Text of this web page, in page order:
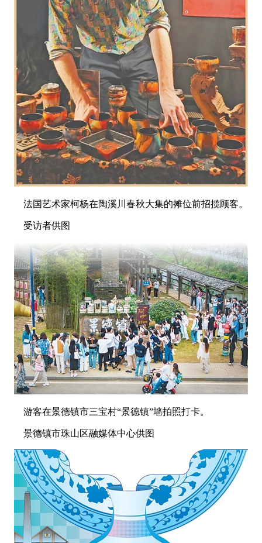
法国艺术家柯杨在陶溪川春秋大集的摊位前招揽顾客。
受访者供图
游客在景德镇市三宝村“景德镇”墙拍照打卡。
景德镇市珠山区融媒体中心供图